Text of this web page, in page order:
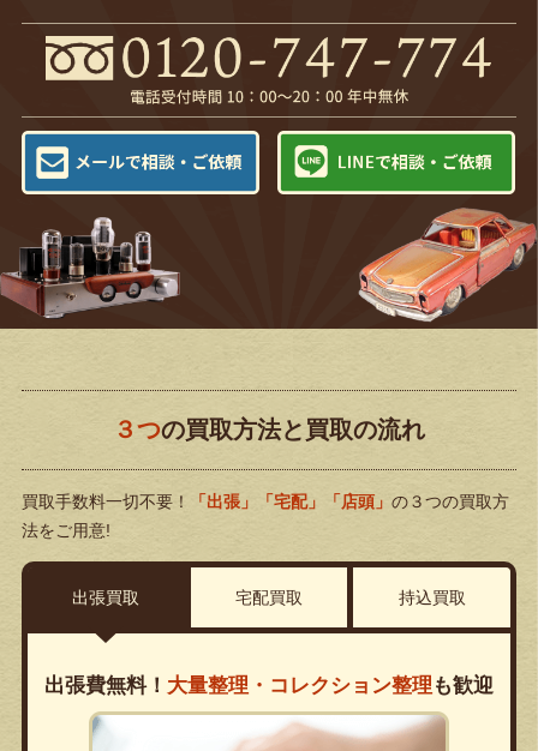
３つの買取方法と買取の流れ
買取手数料一切不要！ 「出張」「宅配」「店頭」 の３つの買取方
法をご用意!
出張買取 宅配買取 持込買取
出張費無料！ 大量整理・コレクション整理 も歓迎